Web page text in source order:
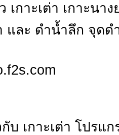
เกาะเต่า เกาะน
และ ดำน้ำลึก จุดด
บ เกาะเต่า โปรแ